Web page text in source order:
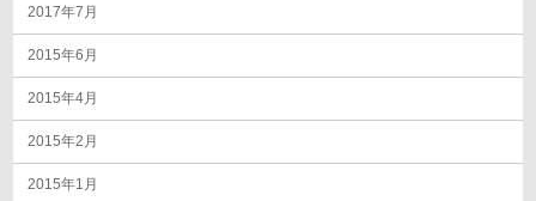
2017年7月
2015年6月
2015年4月
2015年2月
2015年1月